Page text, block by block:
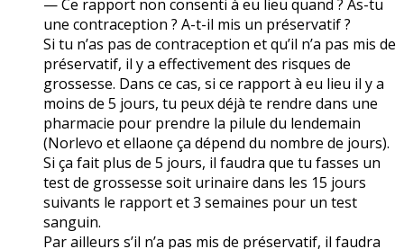
— Ce rapport non consenti à eu lieu quand ? As-tu
une contraception ? A-t-il mis un préservatif ?
Si tu n’as pas de contraception et qu’il n’a pas mis de
préservatif, il y a effectivement des risques de
grossesse. Dans ce cas, si ce rapport à eu lieu il y a
moins de 5 jours, tu peux déjà te rendre dans une
pharmacie pour prendre la pilule du lendemain
(Norlevo et ellaone ça dépend du nombre de jours).
Si ça fait plus de 5 jours, il faudra que tu fasses un
test de grossesse soit urinaire dans les 15 jours
suivants le rapport et 3 semaines pour un test
sanguin.
Par ailleurs s’il n’a pas mis de préservatif, il faudra